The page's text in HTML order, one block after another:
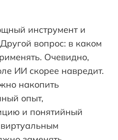
инструмент и
вопрос: в каком
Очевидно,
ИИ скорее навредит.
накопить
опыт,
и понятийный